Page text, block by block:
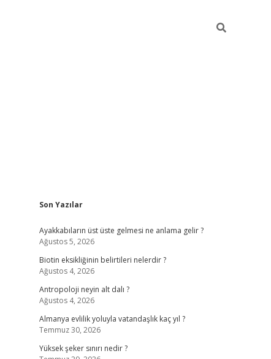
Sidebar
Son Yazılar
Ayakkabıların üst üste gelmesi ne anlama gelir ?
Ağustos 5, 2026
Biotin eksikliğinin belirtileri nelerdir ?
Ağustos 4, 2026
Antropoloji neyin alt dalı ?
Ağustos 4, 2026
Almanya evlilik yoluyla vatandaşlık kaç yıl ?
Temmuz 30, 2026
Yüksek şeker sınırı nedir ?